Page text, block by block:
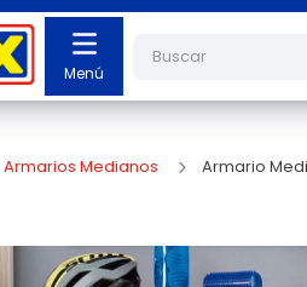
Armarios Medianos Armario